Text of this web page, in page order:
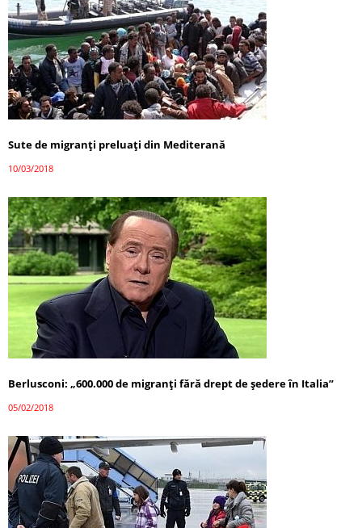
Sute de migranți preluați din Mediterană
10/03/2018
Berlusconi: „600.000 de migranți fără drept de ședere în Italia”
05/02/2018